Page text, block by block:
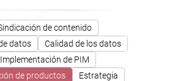
de contenido
datos
Calidad de los datos
Implementación de PIM
de productos
Estrategia